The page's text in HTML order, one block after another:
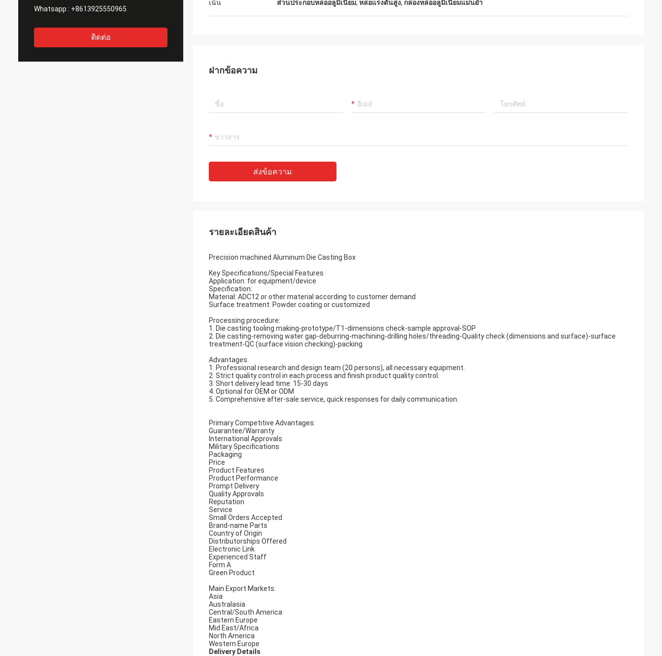
Whatsapp : +8613925550965
ติดต่อ
เน้น ส่วนประกอบหล่ออลูมิเนียม, หล่อแรงดันสูง, กล่องหล่ออลูมิเนียมแม่นยำ
ฝากข้อความ
ส่งข้อความ
รายละเอียดสินค้า
Precision machined Aluminum Die Casting Box
Key Specifications/Special Features
Application: for equipment/device
Specification:
Material: ADC12 or other material according to customer demand
Surface treatment: Powder coating or customized
Processing procedure:
1. Die casting tooling making-prototype/T1-dimensions check-sample approval-SOP
2. Die casting-removing water gap-deburring-machining-drilling holes/threading-Quality check (dimensions and surface)-surface
treatment-QC (surface vision checking)-packing
Advantages:
1. Professional research and design team (20 persons), all necessary equipment.
2. Strict quality control in each process and finish product quality control.
3. Short delivery lead time: 15-30 days
4. Optional for OEM or ODM
5. Comprehensive after-sale service, quick responses for daily communication.
Primary Competitive Advantages:
Guarantee/Warranty
International Approvals
Military Specifications
Packaging
Price
Product Features
Product Performance
Prompt Delivery
Quality Approvals
Reputation
Service
Small Orders Accepted
Brand-name Parts
Country of Origin
Distributorships Offered
Electronic Link
Experienced Staff
Form A
Green Product
Main Export Markets:
Asia
Australasia
Central/South America
Eastern Europe
Mid East/Africa
North America
Western Europe
Delivery Details